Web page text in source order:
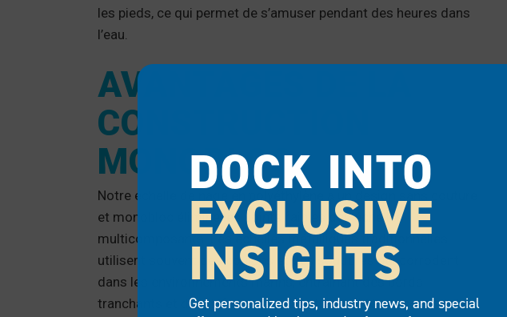
les pieds, ce qui permet de s’amuser pendant des heures dans
l’eau.
AVANTAGES DE LA
CONSTRUCTION
MONOBLOC
Notre échelle de nage en polyéthylène a un design sans couture
et monobloc élimine les points faibles des échelles
multicomposants. Les échelles métalliques traditionnelles
utilisent souvent des boulons et des soudures qui corrodent
dans les environnements marins, entraînant des bords
tranchants et des défaillances structurelles. Notre construction
DOCK INTO
EXCLUSIVE
INSIGHTS
Get personalized tips, industry news, and special